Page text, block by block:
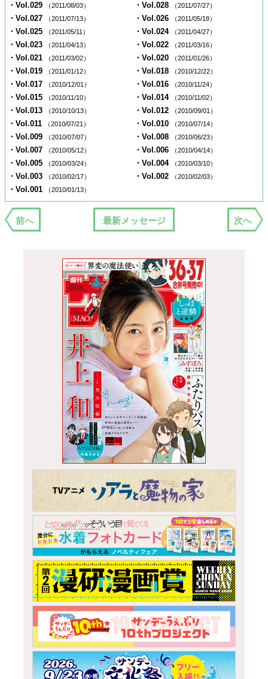
・Vol.029 （2011/08/03） ・Vol.028 （2011/07/27）
・Vol.027 （2011/07/13） ・Vol.026 （2011/05/18）
・Vol.025 （2011/05/11） ・Vol.024 （2011/04/27）
・Vol.023 （2011/04/13） ・Vol.022 （2011/03/16）
・Vol.021 （2011/03/02） ・Vol.020 （2011/01/26）
・Vol.019 （2011/01/12） ・Vol.018 （2010/12/22）
・Vol.017 （2010/12/01） ・Vol.016 （2010/11/24）
・Vol.015 （2010/11/10） ・Vol.014 （2010/11/02）
・Vol.013 （2010/10/13） ・Vol.012 （2010/09/01）
・Vol.011 （2010/07/21） ・Vol.010 （2010/07/14）
・Vol.009 （2010/07/07） ・Vol.008 （2010/06/23）
・Vol.007 （2010/05/12） ・Vol.006 （2010/04/14）
・Vol.005 （2010/03/24） ・Vol.004 （2010/03/10）
・Vol.003 （2010/02/17） ・Vol.002 （2010/02/03）
・Vol.001 （2010/01/13）
前へ 最新メッセージ 次へ